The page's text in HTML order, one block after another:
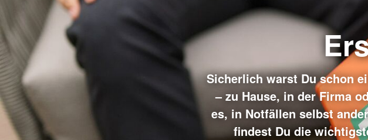
Sicherlich warst Du schon
– zu Hause, in der Firma
es, in Notfällen selbst
findest Du die